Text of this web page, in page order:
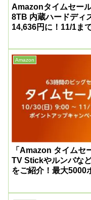
Amazonタイムセー
8TB 内蔵ハードディ
14,636円に！11/1ま
Amazon
「Amazon タイムセ
TV Stickやルンバな
をご紹介！最大5000